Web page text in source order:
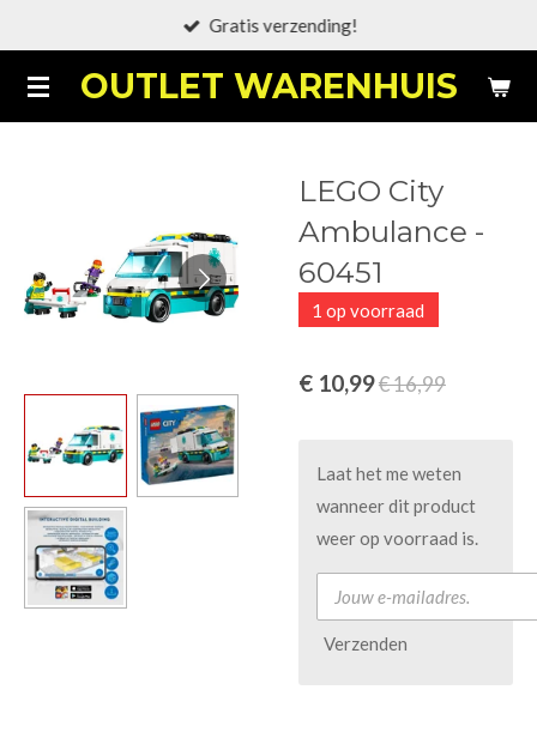
naar
de
OUTLET WARENHUIS
Gratis verzending!
LEGO City
Ambulance -
60451
1 op voorraad
€ 10,99€ 16,99
Laat het me weten
wanneer dit product
weer op voorraad is.
Verzenden